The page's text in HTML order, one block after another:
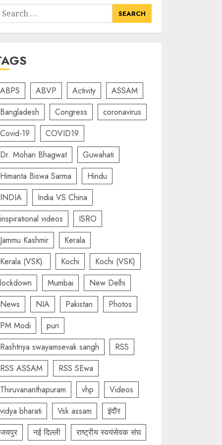
Search
ABPS ABVP Activity
ASSAM
Bangladesh
Congress
coronavirus
Covid-19
COVID19
Dr. Mohan Bhagwat
Guwahati
Himanta Biswa Sarma
Hindu
INDIA
India VS China
inspirational videos
ISRO
Jammu Kashmir
Kerala
Kerala (VSK).
Kochi
Kochi (VSK)
lockdown
Mumbai
New Delhi
News
NIA Pakistan
Photos
PM Modi
puri
Rashtriya swayamsevak sangh
RSS
RSS ASSAM
RSS SEwa
Thiruvananthapuram
vhp
Videos
vidya bharati
Vsk assam
इंदौर
जयपुर
नई दिल्ली
राष्ट्रीय स्वयंसेवक संघ